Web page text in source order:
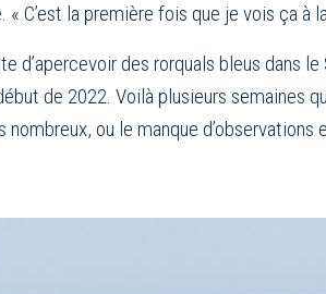
C’est la première fois que je vois ça à
d’apercevoir des rorquals bleus dans
de 2022. Voilà plusieurs semaines
nombreux, ou le manque